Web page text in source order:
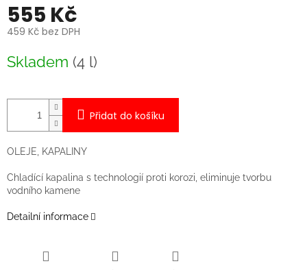
555 Kč
459 Kč bez DPH
cena:
Skladem (4 l)
Přidat do košíku
OLEJE, KAPALINY
Chladící kapalina s technologií proti korozi, eliminuje tvorbu
vodního kamene
Detailní informace